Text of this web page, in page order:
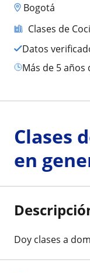
Bogotá
Clases de
Datos
más de 5
Clases
en
Doy clases a